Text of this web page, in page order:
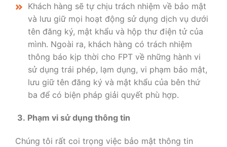
Khách hàng sẽ tự chịu trách nhiệm về bảo mật
và lưu giữ mọi hoạt động sử dụng dịch vụ dưới
tên đăng ký, mật khẩu và hộp thư điện tử của
mình. Ngoài ra, khách hàng có trách nhiệm
thông báo kịp thời cho FPT về những hành vi
sử dụng trái phép, lạm dụng, vi phạm bảo mật,
lưu giữ tên đăng ký và mật khẩu của bên thứ
ba để có biện pháp giải quyết phù hợp.
3. Phạm vi sử dụng thông tin
Chúng tôi rất coi trọng việc bảo mật thông tin